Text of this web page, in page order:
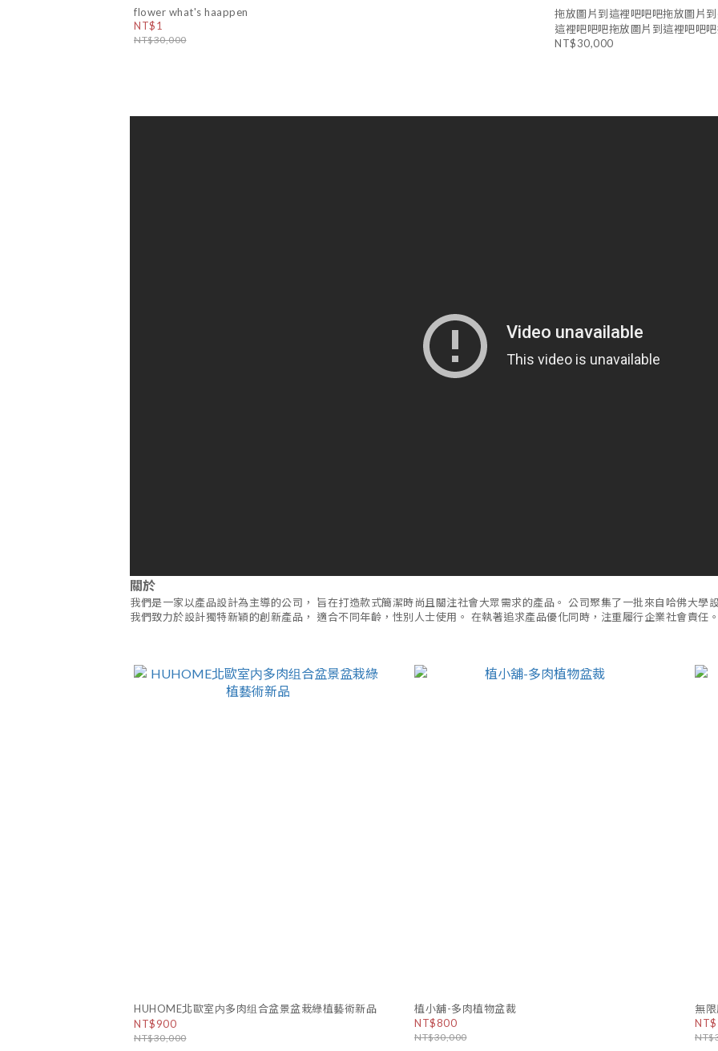
flower what's haappen
NT$1
NT$30,000
拖放圖片到這裡吧吧吧拖放圖片
這裡吧吧吧拖放圖片到這裡吧吧
拖放圖片到這裡吧吧吧拖放圖片
NT$30,000
關於
我們是一家以產品設計為主導的公司， 旨在打造款式簡潔時尚且關注社會大眾需求的產品。 公司聚集了一批來自哈佛大學
我們致力於設計獨特新穎的創新產品， 適合不同年齡，性別人士使用。 在執著追求產品優化同時，注重履行企業社會責任
HUHOME北歐室内多肉组合盆景盆栽綠植藝術新品
NT$900
NT$30,000
植小舖-多肉植物盆裁
NT$800
NT$30,000
無